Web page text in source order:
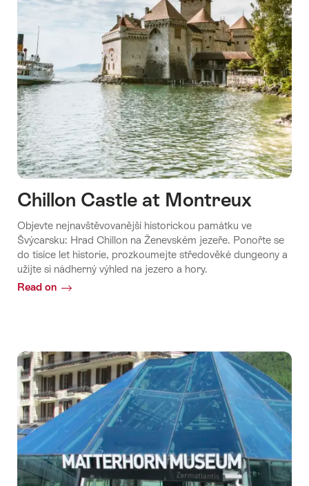
Chillon Castle at Montreux
Objevte nejnavštěvovanější historickou památku ve
Švýcarsku: Hrad Chillon na Ženevském jezeře. Ponořte se
do tisíce let historie, prozkoumejte středověké dungeony a
užijte si nádherný výhled na jezero a hory.
Read on